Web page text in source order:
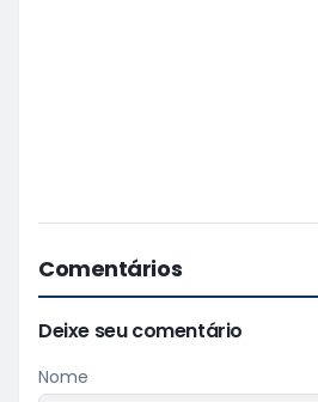
Comentários
Deixe seu comentário
Nome